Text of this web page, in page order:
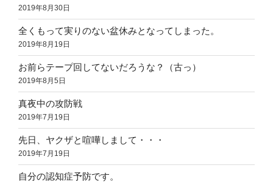
2019年8月30日
全くもって実りのない盆休みとなってしまった。
2019年8月19日
お前らテープ回してないだろうな？（古っ）
2019年8月5日
真夜中の攻防戦
2019年7月19日
先日、ヤクザと喧嘩しまして・・・
2019年7月19日
自分の認知症予防です。